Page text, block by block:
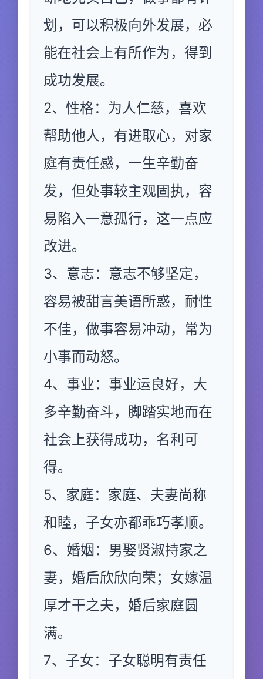
划，可以积极向外发展，必
能在社会上有所作为，得到
成功发展。
2、性格：为人仁慈，喜欢
帮助他人，有进取心，对家
庭有责任感，一生辛勤奋
发，但处事较主观固执，容
易陷入一意孤行，这一点应
改进。
3、意志：意志不够坚定，
容易被甜言美语所惑，耐性
不佳，做事容易冲动，常为
小事而动怒。
4、事业：事业运良好，大
多辛勤奋斗，脚踏实地而在
社会上获得成功，名利可
得。
5、家庭：家庭、夫妻尚称
和睦，子女亦都乖巧孝顺。
6、婚姻：男娶贤淑持家之
妻，婚后欣欣向荣；女嫁温
厚才干之夫，婚后家庭圆
满。
7、子女：子女聪明有责任